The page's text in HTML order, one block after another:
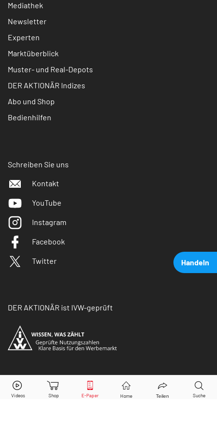
Handeln
BASF Aktie jetzt handeln?
Mediathek
Newsletter
Experten
Marktüberblick
Muster- und Real-Depots
DER AKTIONÄR Indizes
Abo und Shop
Bedienhilfen
Schreiben Sie uns
Kontakt
YouTube
Instagram
Facebook
Twitter
DER AKTIONÄR ist IVW-geprüft
© Copyright 2026 Börsenmedien AG. Alle Rechte